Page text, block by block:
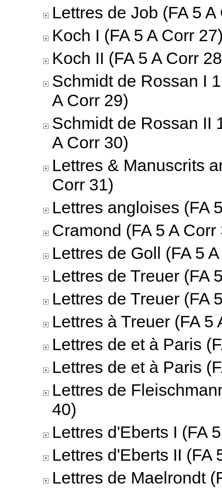
Lettres de Job (FA 5 A
Koch I (FA 5 A Corr
Koch II (FA 5 A Corr
Schmidt de Rossan I
A Corr 29)
Schmidt de Rossan II
A Corr 30)
Lettres & Manuscrits
Corr 31)
Lettres angloises (FA
Cramond (FA 5 A Corr
Lettres de Goll (FA 5
Lettres de Treuer (FA
Lettres de Treuer (FA
Lettres à Treuer (FA 5
Lettres de et à Paris
Lettres de et à Paris
Lettres de
40)
Lettres d'Eberts I (FA
Lettres d'Eberts II (FA
Lettres de Maelrondt